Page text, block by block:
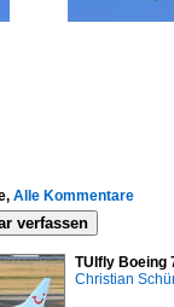
Alle Kommentare
verfassen
TUIfly Boeing
Christian